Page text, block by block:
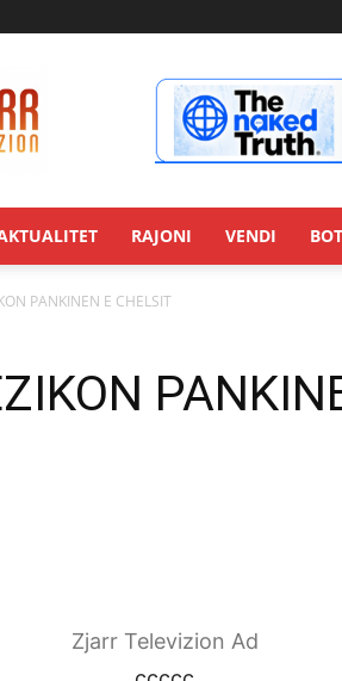
RAJONI VENDI
PANKINEN E CHELSIT
Zjarr Televizion Ad